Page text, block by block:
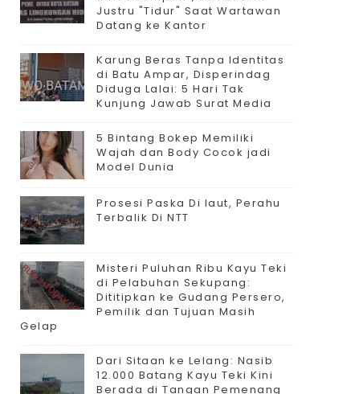
Justru "Tidur" Saat Wartawan
Datang ke Kantor
Karung Beras Tanpa Identitas
di Batu Ampar, Disperindag
Diduga Lalai: 5 Hari Tak
Kunjung Jawab Surat Media
5 Bintang Bokep Memiliki
Wajah dan Body Cocok jadi
Model Dunia
Prosesi Paska Di laut, Perahu
Terbalik Di NTT
Misteri Puluhan Ribu Kayu Teki
di Pelabuhan Sekupang:
Dititipkan ke Gudang Persero,
Pemilik dan Tujuan Masih
Gelap
Dari Sitaan ke Lelang: Nasib
12.000 Batang Kayu Teki Kini
Berada di Tangan Pemenang